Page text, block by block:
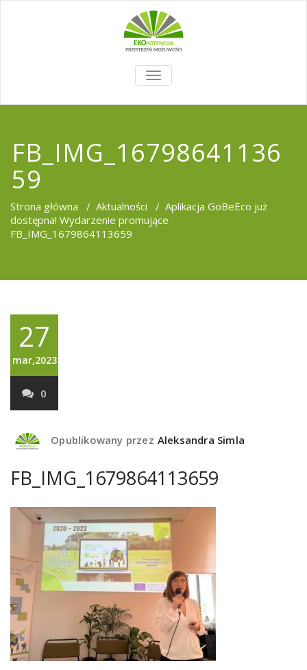
TOGGLE
NAVIGATION
FB_IMG_16798641136
59
Strona główna / Aktualności / Aplikacja GoBeEco już
dostępna! Wydarzenie promujące
FB_IMG_1679864113659
27
mar,2023
0
Opublikowany przez Aleksandra Simla
FB_IMG_1679864113659